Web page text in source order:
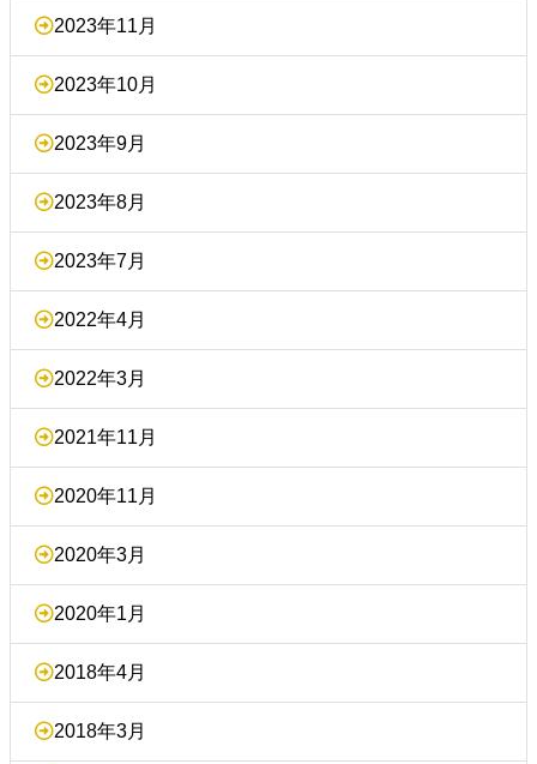
2023年11月
2023年10月
2023年9月
2023年8月
2023年7月
2022年4月
2022年3月
2021年11月
2020年11月
2020年3月
2020年1月
2018年4月
2018年3月